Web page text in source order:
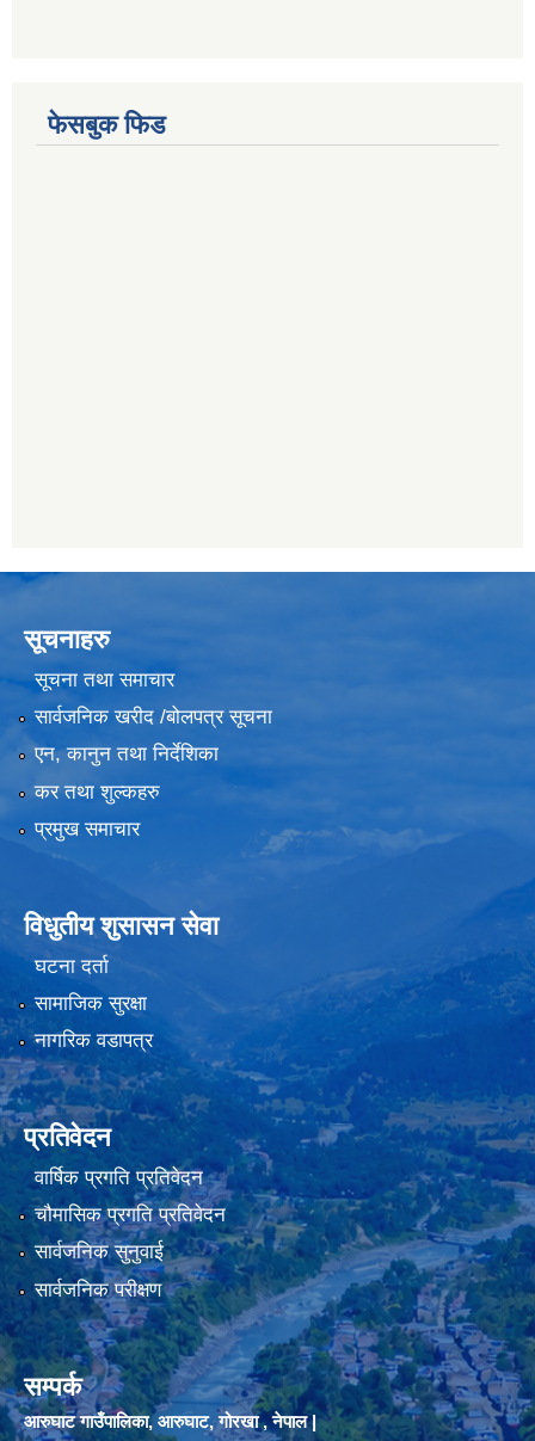
फेसबुक फिड
सूचनाहरु
सूचना तथा समाचार
सार्वजनिक खरीद /बोलपत्र सूचना
एन, कानुन तथा निर्देशिका
कर तथा शुल्कहरु
प्रमुख समाचार
विधुतीय शुसासन सेवा
घटना दर्ता
सामाजिक सुरक्षा
नागरिक वडापत्र
प्रतिवेदन
वार्षिक प्रगति प्रतिवेदन
चौमासिक प्रगति प्रतिवेदन
सार्वजनिक सुनुवाई
सार्वजनिक परीक्षण
सम्पर्क
आरुघाट गाउँपालिका, आरुघाट, गोरखा , नेपाल |